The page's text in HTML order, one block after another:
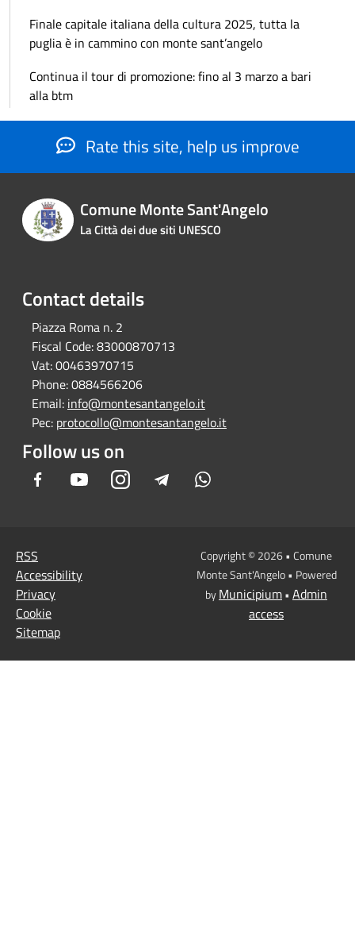
Finale capitale italiana della cultura 2025, tutta la
puglia è in cammino con monte sant’angelo
Continua il tour di promozione: fino al 3 marzo a bari
alla btm
Rate this site, help us improve
Comune Monte Sant'Angelo
La Città dei due siti UNESCO
Contact details
Piazza Roma n. 2
Fiscal Code:83000870713
Vat:00463970715
Phone:0884566206
Email: info@montesantangelo.it
Pec: protocollo@montesantangelo.it
Follow us on
Facebook YoutubeInstagram Telegram
RSS
Accessibility
Privacy
Cookie
Sitemap
Copyright © 2026 • Comune
Monte Sant'Angelo • Powered
byMunicipium• Admin
access